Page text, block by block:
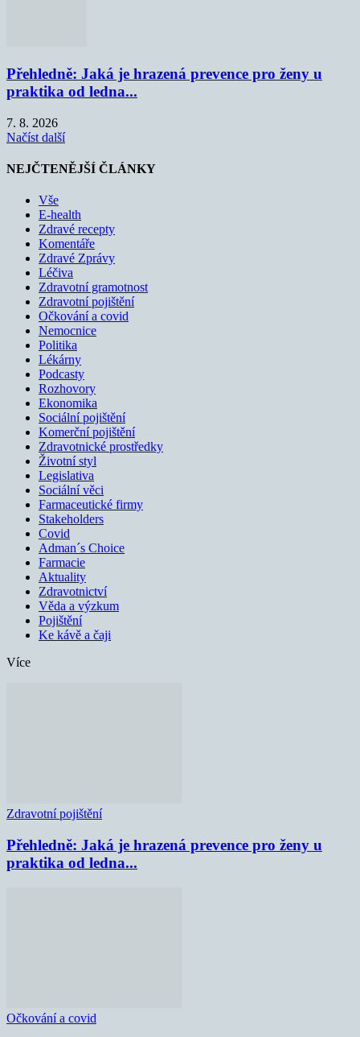
Přehledně: Jaká je hrazená prevence pro ženy u
praktika od ledna...
7. 8. 2026
Načíst další
NEJČTENĚJŠÍ ČLÁNKY
Vše
E-health
Zdravé recepty
Komentáře
Zdravé Zprávy
Léčiva
Zdravotní gramotnost
Zdravotní pojištění
Očkování a covid
Nemocnice
Politika
Lékárny
Podcasty
Rozhovory
Ekonomika
Sociální pojištění
Komerční pojištění
Zdravotnické prostředky
Životní styl
Legislativa
Sociální věci
Farmaceutické firmy
Stakeholders
Covid
Adman´s Choice
Farmacie
Aktuality
Zdravotnictví
Věda a výzkum
Pojištění
Ke kávě a čaji
Více
Zdravotní pojištění
Přehledně: Jaká je hrazená prevence pro ženy u
praktika od ledna...
Očkování a covid